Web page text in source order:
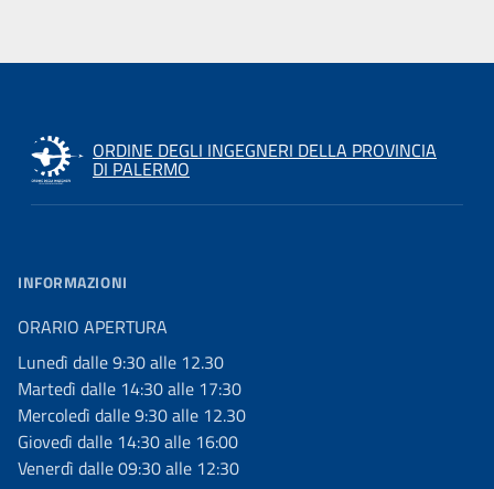
ORDINE DEGLI INGEGNERI DELLA PROVINCIA
DI PALERMO
INFORMAZIONI
ORARIO APERTURA
Lunedì dalle 9:30 alle 12.30
Martedì dalle 14:30 alle 17:30
Mercoledì dalle 9:30 alle 12.30
Giovedì dalle 14:30 alle 16:00
Venerdì dalle 09:30 alle 12:30